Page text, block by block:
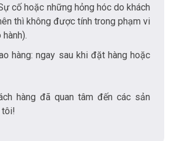
cố hoặc những hỏng hóc do khách
thì không được tính trong phạm vi
hàng: ngay sau khi đặt hàng hoặc
hàng đã quan tâm đến các sản
tôi!